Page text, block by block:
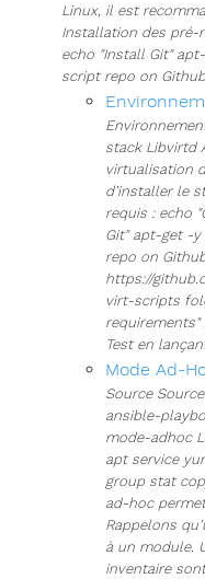
Linux, il est
Installation des pré-
echo "Install Git"
script repo on
stack Libvirtd
virtualisation
d’installer le
requis : echo
Git" apt-get -
repo on
https://
virt-scripts
Test en
Mode Ad-
Source
ansible-
mode-adhoc
apt service
group stat
ad-hoc
Rappelons
à un module.
inventaire